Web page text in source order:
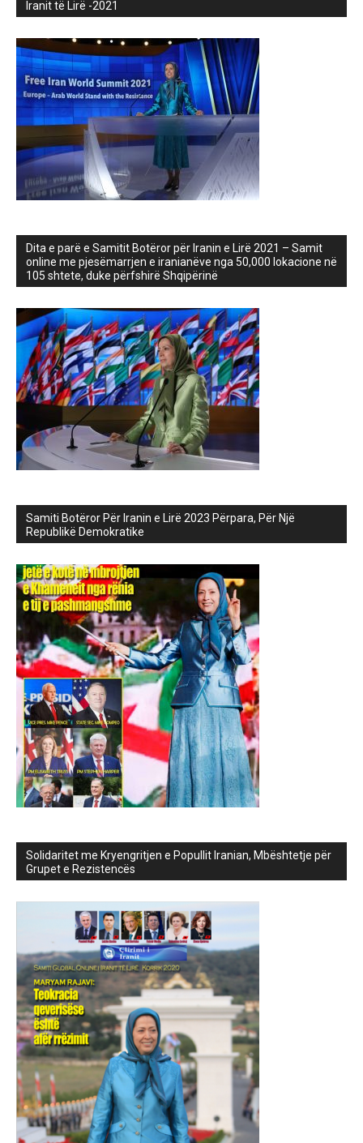
Iranit të Lirë -2021
Dita e parë e Samitit Botëror për Iranin e Lirë 2021 – Samit
online me pjesëmarrjen e iranianëve nga 50,000 lokacione në
105 shtete, duke përfshirë Shqipërinë
Samiti Botëror Për Iranin e Lirë 2023 Përpara, Për Një
Republikë Demokratike
Solidaritet me Kryengritjen e Popullit Iranian, Mbështetje për
Grupet e Rezistencës